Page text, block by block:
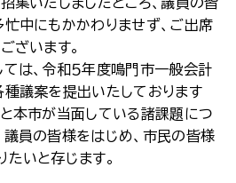
中にもかかわりませず、ご出席
ざいます。
は、令和５年度鳴門市一般会計
種議案を提出いたしております
本市が当面している諸課題につ
議員の皆様をはじめ、市民の皆様
いと存じます。